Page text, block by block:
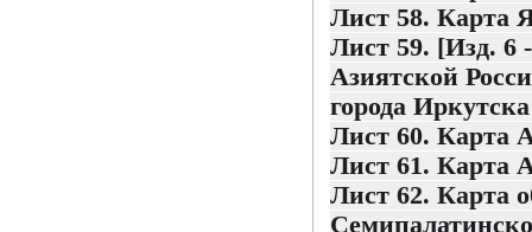
Лист 58. Карта
Лист 59. [Изд. 6
Азиятской
города
Лист 60. Карта
Лист 61. Карта
Лист 62. Карта